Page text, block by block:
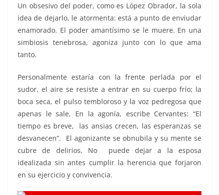
Un obsesivo del poder, como es López Obrador, la sola
idea de dejarlo, le atormenta: está a punto de enviudar
enamorado. El poder amantísimo se le muere. En una
simbiosis tenebrosa, agoniza junto con lo que ama
tanto.
Personalmente estaría con la frente perlada por el
sudor, el aire se resiste a entrar en su cuerpo frío; la
boca seca, el pulso tembloroso y la voz pedregosa que
apenas le sale, En la agonía, escribe Cervantes: “El
tiempo es breve, las ansias crecen, las esperanzas se
desvanecen”. El agonizante se obnubila y su mente se
cubre de delirios, No puede dejar a la esposa
idealizada sin antes cumplir la herencia que forjaron
en su ejercicio y convivencia.